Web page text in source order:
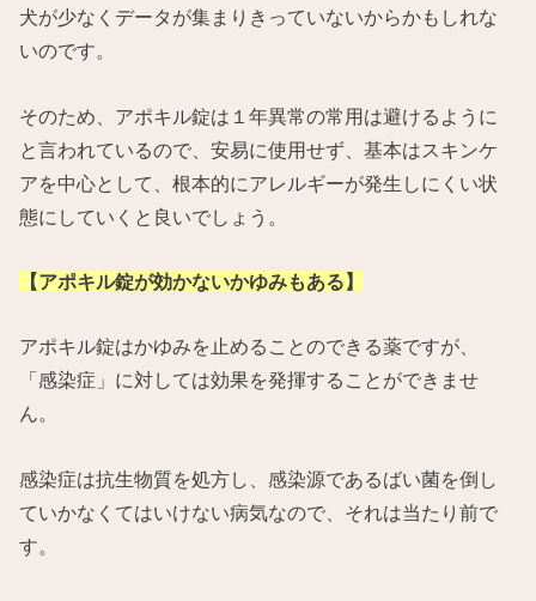
犬が少なくデータが集まりきっていないからかもしれな
いのです。
そのため、アポキル錠は１年異常の常用は避けるように
と言われているので、安易に使用せず、基本はスキンケ
アを中心として、根本的にアレルギーが発生しにくい状
態にしていくと良いでしょう。
【アポキル錠が効かないかゆみもある】
アポキル錠はかゆみを止めることのできる薬ですが、
「感染症」に対しては効果を発揮することができませ
ん。
感染症は抗生物質を処方し、感染源であるばい菌を倒し
ていかなくてはいけない病気なので、それは当たり前で
す。